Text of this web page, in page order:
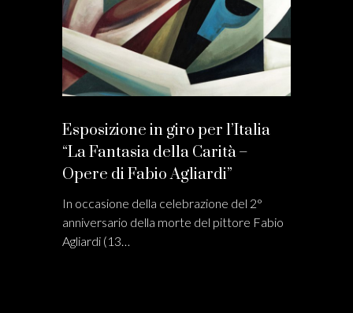
Esposizione in giro per l’Italia
“La Fantasia della Carità –
Opere di Fabio Agliardi”
In occasione della celebrazione del 2°
anniversario della morte del pittore Fabio
Agliardi (13…